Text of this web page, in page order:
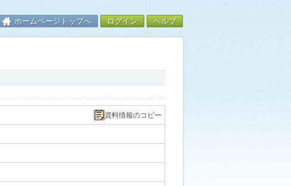
ホームページトップへ ログイン ヘルプ
資料情報のコピー